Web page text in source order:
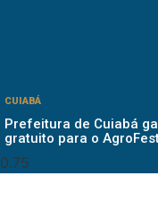
CUIABÁ
Prefeitura de Cuiabá
gratuito para o